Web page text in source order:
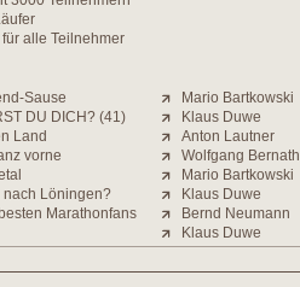
alle Teilnehmer
Sause
Mario Bartkowski
DU DICH? (41)
Klaus Duwe
Land
Anton Lautner
vorne
Wolfgang Bernath
Mario Bartkowski
nach Löningen?
Klaus Duwe
Marathonfans
Bernd Neumann
Klaus Duwe